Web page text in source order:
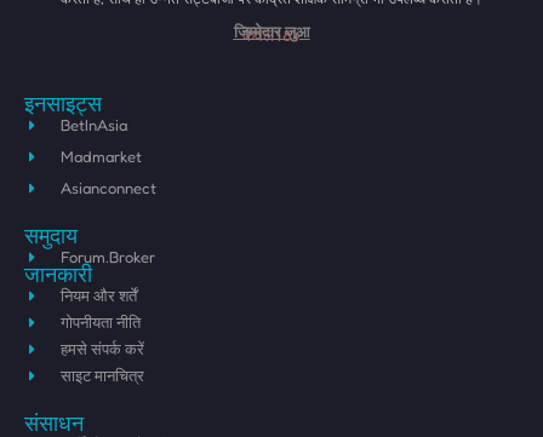
केवल 18+
जिम्मेदार जुआ
इनसाइट्स
BetInAsia
Madmarket
Asianconnect
समुदाय
Forum.Broker
जानकारी
नियम और शर्तें
गोपनीयता नीति
हमसे संपर्क करें
साइट मानचित्र
संसाधन